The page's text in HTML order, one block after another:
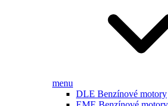
menu
DLE Benzínové motory